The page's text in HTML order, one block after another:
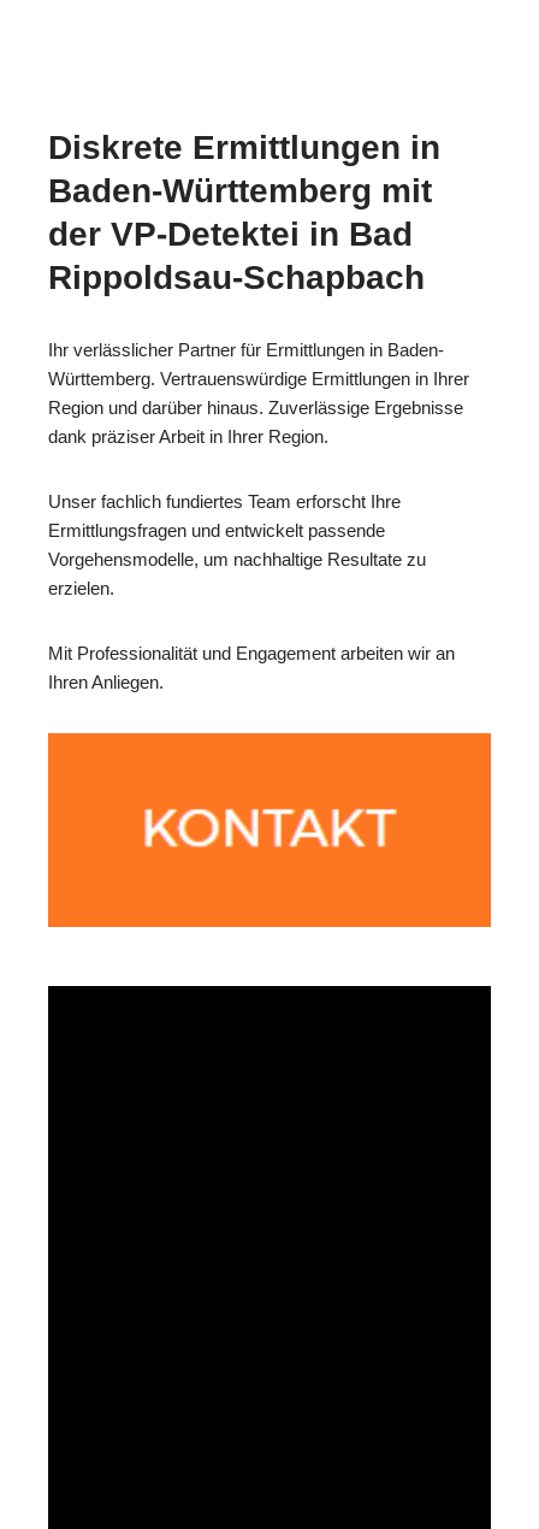
Diskrete Ermittlungen in
Baden-Württemberg mit
der VP-Detektei in Bad
Rippoldsau-Schapbach
Ihr verlässlicher Partner für Ermittlungen in Baden-
Württemberg. Vertrauenswürdige Ermittlungen in Ihrer
Region und darüber hinaus. Zuverlässige Ergebnisse
dank präziser Arbeit in Ihrer Region.
Unser fachlich fundiertes Team erforscht Ihre
Ermittlungsfragen und entwickelt passende
Vorgehensmodelle, um nachhaltige Resultate zu
erzielen.
Mit Professionalität und Engagement arbeiten wir an
Ihren Anliegen.